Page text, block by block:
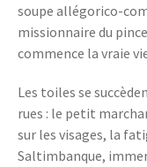
soupe allégorico-
missionnaire du
commence la vraie
Les toiles se
rues : le petit
sur les visages, la
Saltimbanque,